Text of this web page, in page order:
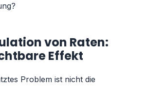
von Raten:
Effekt
Problem ist nicht die